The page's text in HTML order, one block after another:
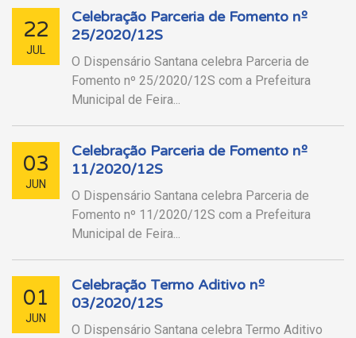
22
JUL
Celebração Parceria de Fomento nº
25/2020/12S
O Dispensário Santana celebra Parceria de
Fomento nº 25/2020/12S com a Prefeitura
Municipal de Feira...
03
JUN
Celebração Parceria de Fomento nº
11/2020/12S
O Dispensário Santana celebra Parceria de
Fomento nº 11/2020/12S com a Prefeitura
Municipal de Feira...
01
JUN
Celebração Termo Aditivo nº
03/2020/12S
O Dispensário Santana celebra Termo Aditivo